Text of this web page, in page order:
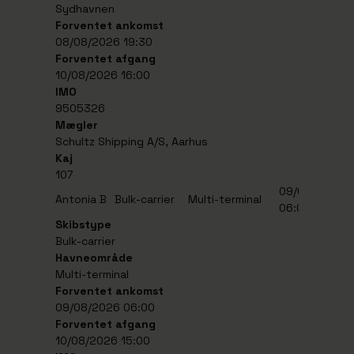
Sydhavnen
Forventet ankomst
08/08/2026 19:30
Forventet afgang
10/08/2026 16:00
IMO
9505326
Mægler
Schultz Shipping A/S, Aarhus
Kaj
107
Antonia B
Bulk-carrier Multi-terminal
09/08/2026
06:00
Skibstype
Bulk-carrier
Havneområde
Multi-terminal
Forventet ankomst
09/08/2026 06:00
Forventet afgang
10/08/2026 15:00